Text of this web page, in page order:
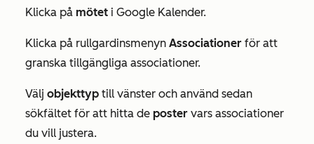
Klicka på mötet i Google Kalender.
Klicka på rullgardinsmenyn Associationer för att
granska tillgängliga associationer.
Välj objekttyp till vänster och använd sedan
sökfältet för att hitta de poster vars associationer
du vill justera.